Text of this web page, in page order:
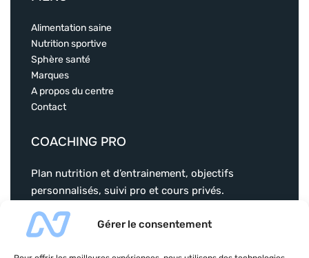
Gérer le consentement
Alimentation saine
Nutrition sportive
Sphère santé
Marques
A propos du centre
Contact
COACHING PRO
Plan nutrition et d’entrainement, objectifs
personnalisés, suivi pro et cours privés.
christophervial-coaching.com